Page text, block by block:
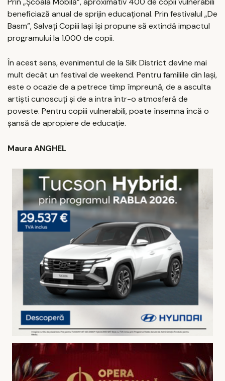
beneficiază anual de sprijin educațional. Prin festivalul „De
Basm”, Salvați Copiii Iași își propune să extindă impactul
programului la 1.000 de copii.
În acest sens, evenimentul de la Silk District devine mai
mult decât un festival de weekend. Pentru familiile din Iași,
este o ocazie de a petrece timp împreună, de a asculta
artiști cunoscuți și de a intra într-o atmosferă de
poveste. Pentru copiii vulnerabili, poate însemna încă o
șansă de apropiere de educație.
Maura ANGHEL